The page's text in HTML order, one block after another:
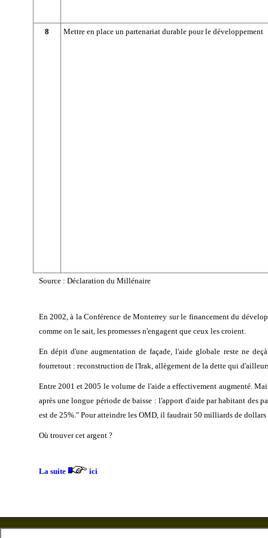
8 Mettre en place un partenariat durable pour le développement
Source : Déclaration du Millénaire
En 2002, à la Conférence de Monterrey sur le financement du
comme on le sait, les promesses n'engagent que ceux les croient.
En dépit d'une augmentation de façade, l'aide globale reste ne
fourretout : reconstruction de l'Irak, allègement de la dette qui
Entre 2001 et 2005 le volume de l'aide a effectivement augmenté.
après une longue période de baisse : l'apport d'aide par habitant des
est de 25%." Pour atteindre les OMD, il faudrait 50 milliards de dollars
Où trouver cet argent ?
La suite ici